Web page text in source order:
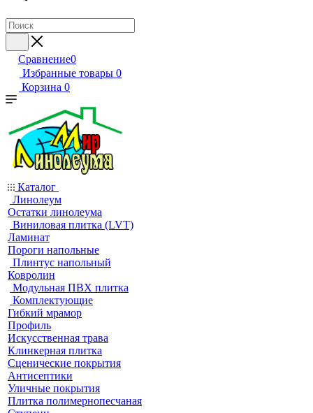
Сравнение0
Избранные товары 0
Корзина 0
Каталог
Линолеум
Остатки линолеума
Виниловая плитка (LVT)
Ламинат
Пороги напольные
Плинтус напольный
Ковролин
Модульная ПВХ плитка
Комплектующие
Гибкий мрамор
Профиль
Искусственная трава
Клинкерная плитка
Сценические покрытия
Антисептики
Уличные покрытия
Плитка полимернопесчаная